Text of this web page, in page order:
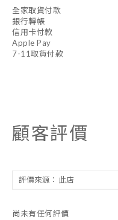
全家取貨付款
銀行轉帳
信用卡付款
Apple Pay
7-11取貨付款
顧客評價
尚未有任何評價